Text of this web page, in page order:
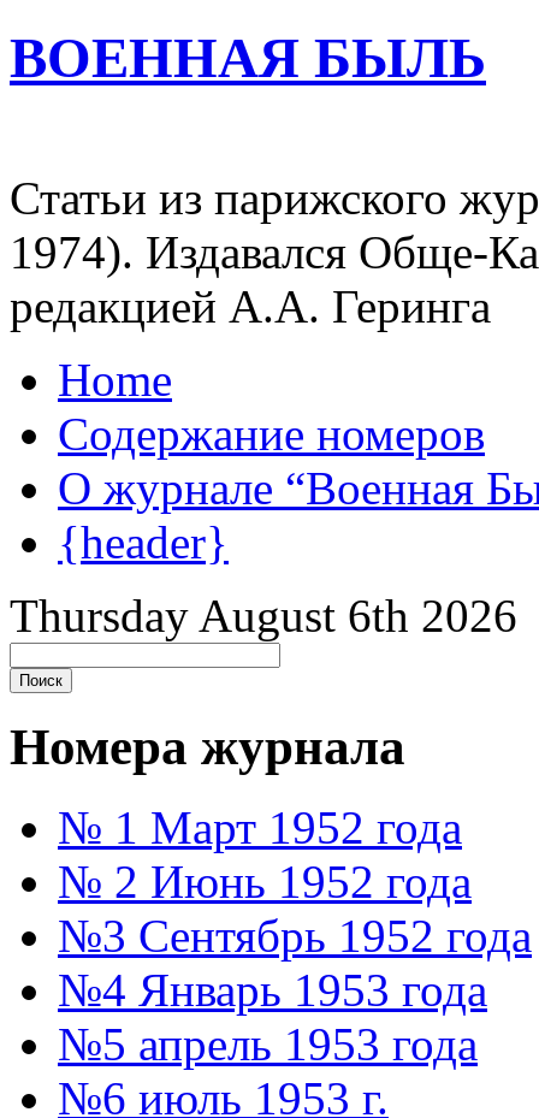
ВОЕННАЯ БЫЛЬ
Статьи из парижского
1974). Издавался Обще-
редакцией А.А. Геринга
Home
Содержание номеров
О журнале “Военная
{header}
Thursday August 6th 2026
Номера журнала
№ 1 Март 1952 года
№ 2 Июнь 1952 года
№3 Сентябрь 1952 года
№4 Январь 1953 года
№5 апрель 1953 года
№6 июль 1953 г.